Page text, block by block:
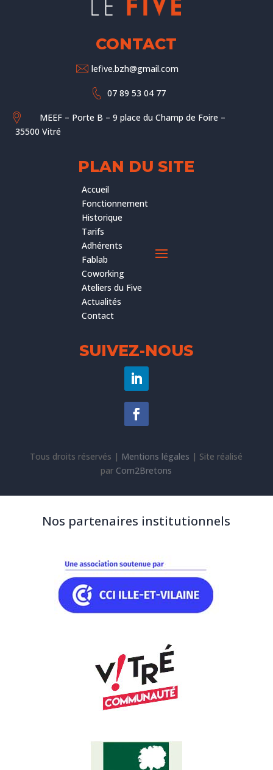
CONTACT
lefive.bzh@gmail.com
07 89 53 04 77
MEEF – Porte B – 9 place du Champ de Foire –
35500 Vitré
PLAN DU SITE
Accueil
Fonctionnement
Historique
Tarifs
Adhérents
Fablab
Coworking
Ateliers du Five
Actualités
Contact
SUIVEZ-NOUS
Tous droits réservés | Mentions légales | Site réalisé
par Com2Bretons
Nos partenaires institutionnels